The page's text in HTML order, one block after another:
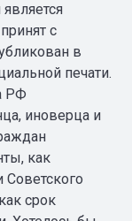
с
в
печати.
РФ
иноверца и
как
Советского
срок